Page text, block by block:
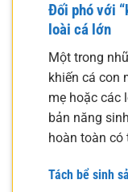
Đối phó với
loài cá lớn
Một trong
khiến cá con
mẹ hoặc các
bản năng
hoàn toàn có
Tách bể sinh